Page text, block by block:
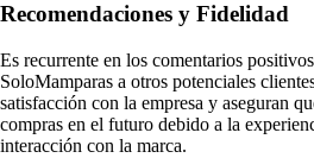
Recomendaciones y Fidelidad
Es recurrente en los comentarios
SoloMamparas a otros potenciales
satisfacción con la empresa y aseguran
compras en el futuro debido a la
interacción con la marca.